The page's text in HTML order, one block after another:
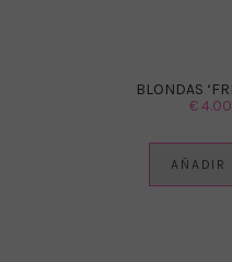
BLONDAS
€4.00
AÑADIR